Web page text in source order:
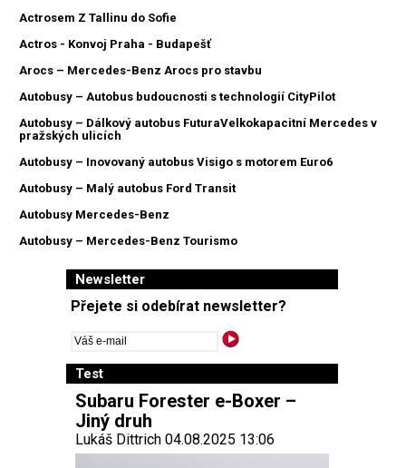
Actrosem Z Tallinu do Sofie
Actros - Konvoj Praha - Budapešť
Arocs – Mercedes-Benz Arocs pro stavbu
Autobusy – Autobus budoucnosti s technologií CityPilot
Autobusy – Dálkový autobus FuturaVelkokapacitní Mercedes v
pražských ulicích
Autobusy – Inovovaný autobus Visigo s motorem Euro6
Autobusy – Malý autobus Ford Transit
Autobusy Mercedes-Benz
Autobusy – Mercedes-Benz Tourismo
Newsletter
Přejete si odebírat newsletter?
Test
Subaru Forester e-Boxer –
Jiný druh
Lukáš Dittrich 04.08.2025 13:06